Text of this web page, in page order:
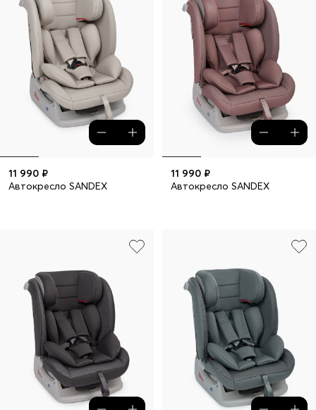
11 990 ₽
Автокресло SANDEX
11 990 ₽
Автокресло SANDEX